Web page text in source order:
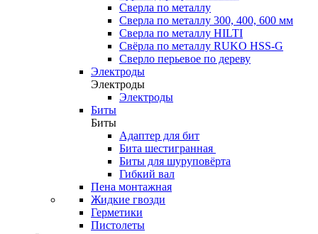
Сверла по металлу
Сверла по металлу 300, 400, 600 мм
Сверла по металлу HILTI
Свёрла по металлу RUKO HSS-G
Сверло перьевое по дереву
Электроды
Электроды
Электроды
Биты
Биты
Адаптер для бит
Бита шестигранная
Биты для шуруповёрта
Гибкий вал
Пена монтажная
Жидкие гвозди
Герметики
Пистолеты